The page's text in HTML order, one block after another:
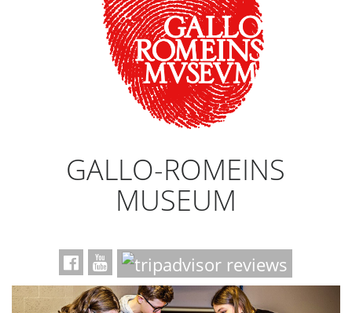
GALLO-ROMEINS
MUSEUM